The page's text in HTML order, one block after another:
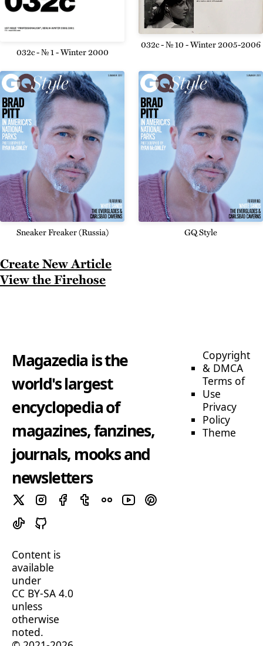
032c - № 1 - Winter 2000
032c - № 10 - Winter 2005-2006
Sneaker Freaker (Russia) GQ Style
Create New Article
View the Firehose
Magazedia is the
world's largest
encyclopedia of
magazines, fanzines,
journals, mooks and
newsletters
Copyright
& DMCA
Terms of
Use
Privacy
Policy
Theme
Content is
available
under
CC BY-SA 4.0
unless
otherwise
noted.